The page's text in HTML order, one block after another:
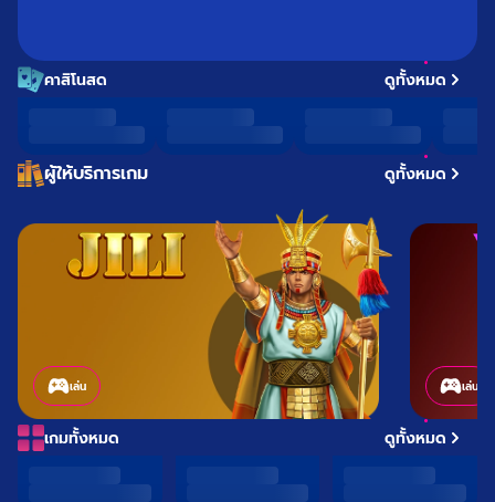
คาสิโนสด ดูทั้งหมด
ผู้ให้บริการเกม ดูทั้งหมด
เล่น เล่น
เกมทั้งหมด ดูทั้งหมด